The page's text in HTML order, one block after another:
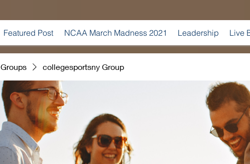
Featured Post NCAA March Madness 2021 Leadership Live
Groups collegesportsny Group